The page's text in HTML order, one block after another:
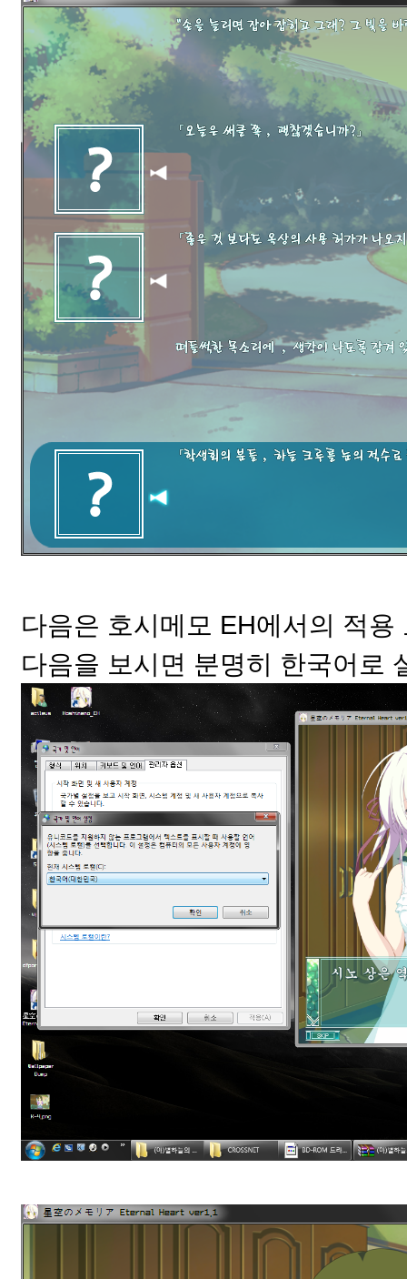
다음은 호시메모 EH에서의 적용
다음을 보시면 분명히 한국어로